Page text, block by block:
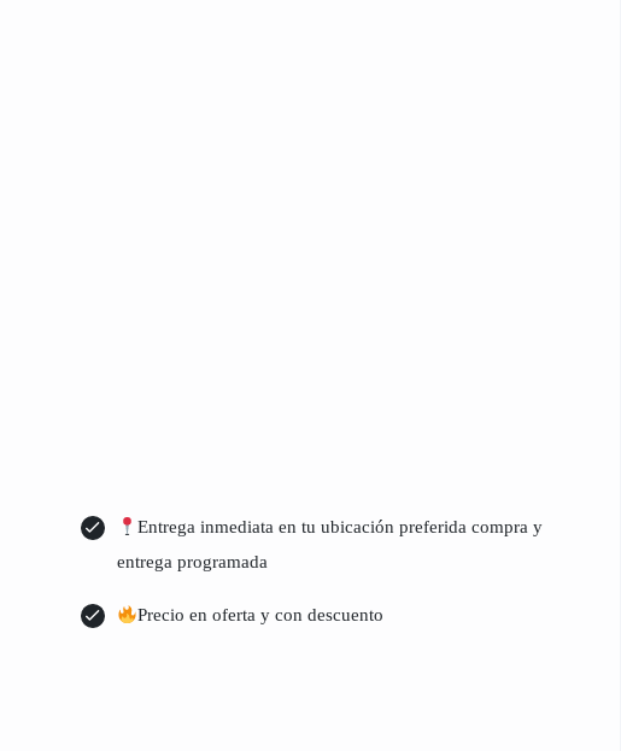
Entrega inmediata en tu ubicación preferida compra y
entrega programada
Precio en oferta y con descuento